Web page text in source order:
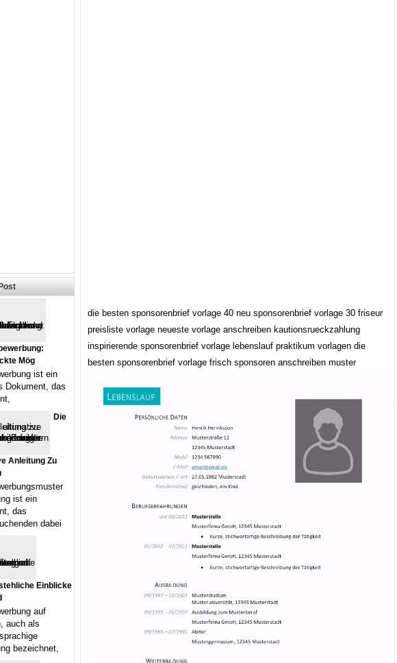
die besten sponsorenbrief vorlage 40 neu sponsorenbrief vorlage 30 friseur
preisliste vorlage neueste vorlage anschreiben kautionsrueckzahlung
inspirierende sponsorenbrief vorlage lebenslauf praktikum vorlagen die
besten sponsorenbrief vorlage frisch sponsoren anschreiben muster
Mög
ist ein
Dokument, das
Die
Anleitung Zu
ist ein
das
dabei
Einblicke
auf
auch als
bezeichnet,